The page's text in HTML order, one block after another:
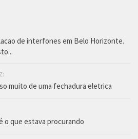
de interfones em Belo Horizonte.
muito de uma fechadura eletrica
o que estava procurando